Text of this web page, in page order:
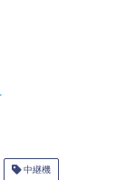
中継機